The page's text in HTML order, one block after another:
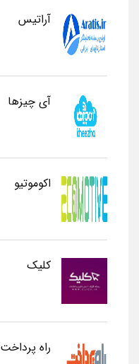
آراتیس
آی چیزها
اکوموتیو
کلیک
راه پرداخت